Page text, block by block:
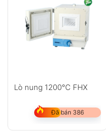
Lò nung 1200℃ FHX
Đã bán 386